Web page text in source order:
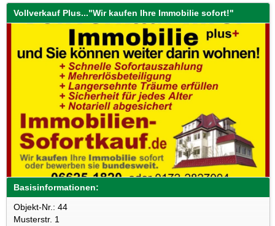
Vollverkauf Plus..."Wir kaufen Ihre Immobilie sofort!"
Basisinformationen:
Objekt-Nr.: 44
Musterstr. 1